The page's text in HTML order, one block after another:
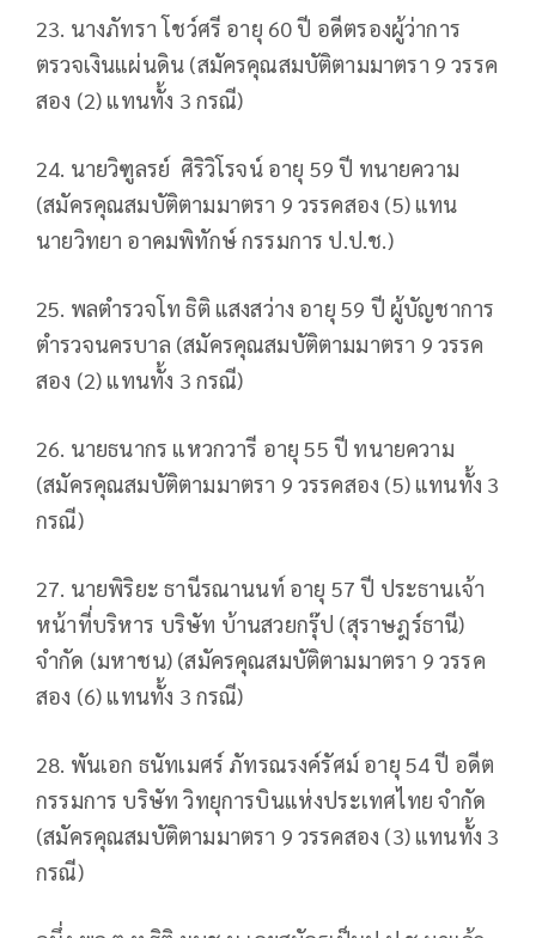
23. นางภัทรา โชว์ศรี อายุ 60 ปี อดีตรองผู้ว่าการ
ตรวจเงินแผ่นดิน (สมัครคุณสมบัติตามมาตรา 9 วรรค
สอง (2) แทนทั้ง 3 กรณี)
24. นายวิฑูลรย์ ศิริวิโรจน์ อายุ 59 ปี ทนายความ
(สมัครคุณสมบัติตามมาตรา 9 วรรคสอง (5) แทน
นายวิทยา อาคมพิทักษ์ กรรมการ ป.ป.ช.)
25. พลตำรวจโท ธิติ แสงสว่าง อายุ 59 ปี ผู้บัญชาการ
ตำรวจนครบาล (สมัครคุณสมบัติตามมาตรา 9 วรรค
สอง (2) แทนทั้ง 3 กรณี)
26. นายธนากร แหวกวารี อายุ 55 ปี ทนายความ
(สมัครคุณสมบัติตามมาตรา 9 วรรคสอง (5) แทนทั้ง 3
กรณี)
27. นายพิริยะ ธานีรณานนท์ อายุ 57 ปี ประธานเจ้า
หน้าที่บริหาร บริษัท บ้านสวยกรุ๊ป (สุราษฎร์ธานี)
จำกัด (มหาชน) (สมัครคุณสมบัติตามมาตรา 9 วรรค
สอง (6) แทนทั้ง 3 กรณี)
28. พันเอก ธนัทเมศร์ ภัทรณรงค์รัศม์ อายุ 54 ปี อดีต
กรรมการ บริษัท วิทยุการบินแห่งประเทศไทย จำกัด
(สมัครคุณสมบัติตามมาตรา 9 วรรคสอง (3) แทนทั้ง 3
กรณี)